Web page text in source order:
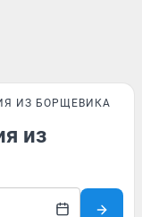
ИЗ БОРЩЕВИКА
из